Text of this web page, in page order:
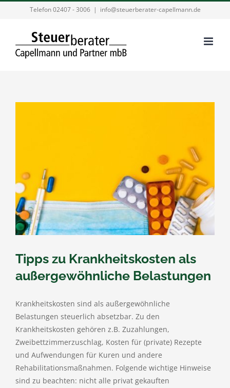
Telefon 02407 - 3006 | info@steuerberater-capellmann.de
Tipps zu Krankheitskosten als
außergewöhnliche Belastungen
Krankheitskosten sind als außergewöhnliche
Belastungen steuerlich absetzbar. Zu den
Krankheitskosten gehören z.B. Zuzahlungen,
Zweibettzimmerzuschlag, Kosten für (private) Rezepte
und Aufwendungen für Kuren und andere
Rehabilitationsmaßnahmen. Folgende wichtige Hinweise
sind zu beachten: nicht alle privat gekauften